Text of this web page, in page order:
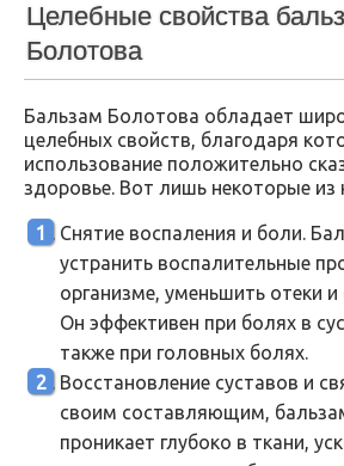
Целебные свойства
Болотова
Бальзам Болотова обладает
целебных свойств, благодаря
использование положительно
здоровье. Вот лишь некоторые из
Снятие воспаления и боли.
устранить воспалительные
организме, уменьшить отеки и
Он эффективен при болях в
также при головных болях.
Восстановление суставов и
своим составляющим,
проникает глубоко в ткани,